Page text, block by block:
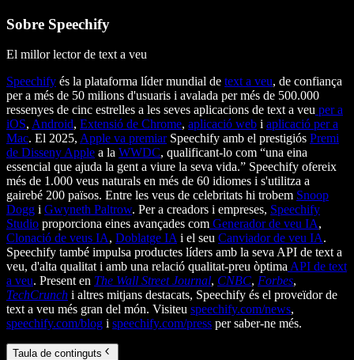
Sobre Speechify
El millor lector de text a veu
Speechify és la plataforma líder mundial de text a veu, de confiança
per a més de 50 milions d'usuaris i avalada per més de 500.000
ressenyes de cinc estrelles a les seves aplicacions de text a veu per a
iOS, Android, Extensió de Chrome, aplicació web i aplicació per a
Mac. El 2025, Apple va premiarSpeechify amb el prestigiós Premi
de Disseny Apple a la WWDC, qualificant-lo com “una eina
essencial que ajuda la gent a viure la seva vida.” Speechify ofereix
més de 1.000 veus naturals en més de 60 idiomes i s'utilitza a
gairebé 200 països. Entre les veus de celebritats hi trobem Snoop
Dogg i Gwyneth Paltrow. Per a creadors i empreses, Speechify
Studio proporciona eines avançades com Generador de veu IA,
Clonació de veus IA, Doblatge IAi el seu Canviador de veu IA.
Speechify també impulsa productes líders amb la seva API de text a
veu, d'alta qualitat i amb una relació qualitat-preu òptimaAPI de text
a veu. Present en The Wall Street Journal, CNBC, Forbes,
TechCrunch i altres mitjans destacats, Speechify és el proveïdor de
text a veu més gran del món. Visiteu speechify.com/news,
speechify.com/blog i speechify.com/press per saber-ne més.
Taula de continguts